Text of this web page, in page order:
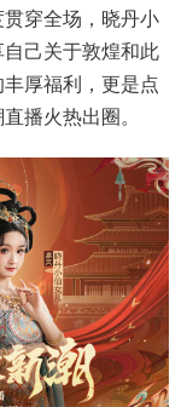
穿全场，晓丹小
己关于敦煌和此
厚福利，更是点
播火热出圈。